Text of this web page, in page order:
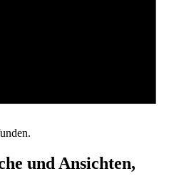
und Ansichten,